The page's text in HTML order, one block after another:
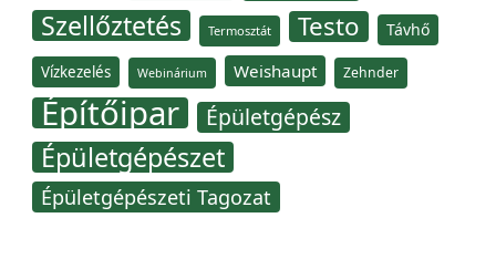
Szellőztetés Termosztát Testo Távhő
Vízkezelés Webinárium Weishaupt Zehnder
Építőipar Épületgépész
Épületgépészet
Épületgépészeti Tagozat